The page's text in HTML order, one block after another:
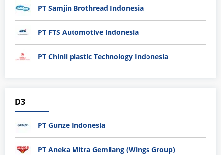
PT Samjin Brothread Indonesia
PT FTS Automotive Indonesia
PT Chinli plastic Technology Indonesia
D3
PT Gunze Indonesia
PT Aneka Mitra Gemilang (Wings Group)